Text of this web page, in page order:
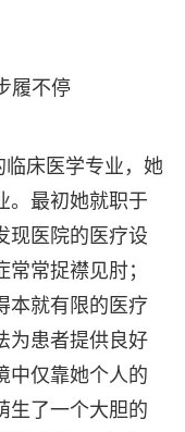
履不停
床医学专业，她
。最初她就职于
现医院的医疗设
常捉襟见肘；
本就有限的医疗
为患者提供良好
中仅靠她个人的
生了一个大胆的